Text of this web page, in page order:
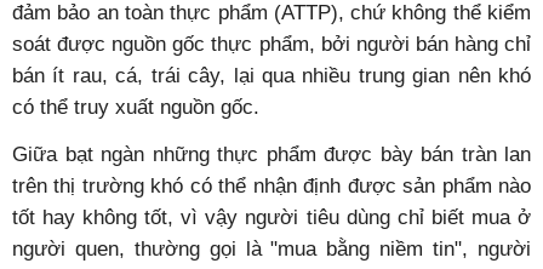
đảm bảo an toàn thực phẩm (ATTP), chứ không thể kiểm
soát được nguồn gốc thực phẩm, bởi người bán hàng chỉ
bán ít rau, cá, trái cây, lại qua nhiều trung gian nên khó
có thể truy xuất nguồn gốc.
Giữa bạt ngàn những thực phẩm được bày bán tràn lan
trên thị trường khó có thể nhận định được sản phẩm nào
tốt hay không tốt, vì vậy người tiêu dùng chỉ biết mua ở
người quen, thường gọi là "mua bằng niềm tin", người